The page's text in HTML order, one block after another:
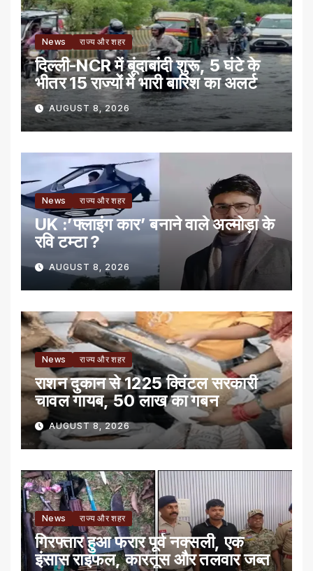
News राज्य और शहर
दिल्ली-NCR में बूंदाबांदी शुरू, 5 घंटे के
भीतर 15 राज्यों में भारी बारिश का अलर्ट
AUGUST 8, 2026
News राज्य और शहर
UK :’फ्लाइंग कार’ बनाने वाले अल्मोड़ा के
रवि टम्टा ?
AUGUST 8, 2026
News राज्य और शहर
राशन दुकान से 1225 क्विंटल सरकारी
चावल गायब, 50 लाख का गबन
AUGUST 8, 2026
News राज्य और शहर
गिरफ्तार हुआ फरार पूर्व नक्सली, एक
इंसास राइफल, कारतूस और तलवार जब्त